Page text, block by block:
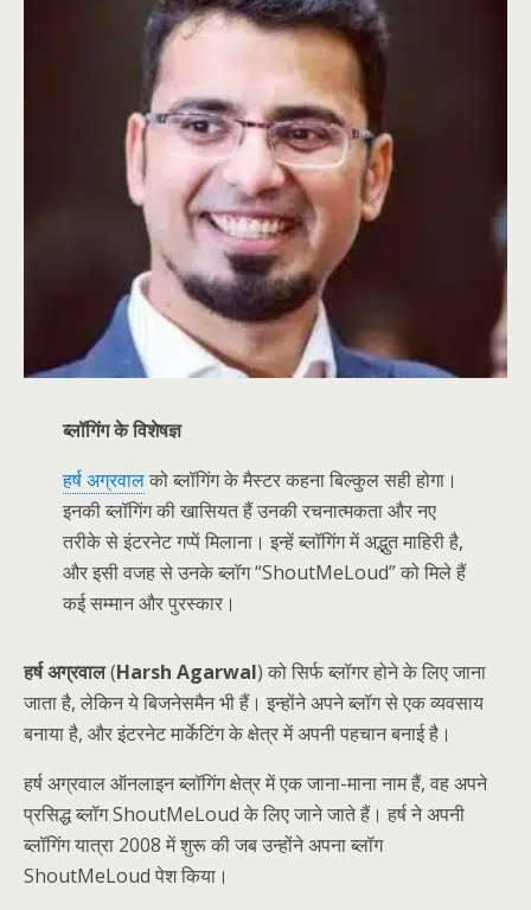
ब्लॉगिंग के विशेषज्ञ
हर्ष अग्रवालको ब्लॉगिंग के मैस्टर कहना बिल्कुल सही होगा।
इनकी ब्लॉगिंग की खासियत हैं उनकी रचनात्मकता और नए
तरीके से इंटरनेट गप्पें मिलाना। इन्हें ब्लॉगिंग में अद्भुत माहिरी है,
और इसी वजह से उनके ब्लॉग “ShoutMeLoud” को मिले हैं
कई सम्मान और पुरस्कार।
हर्ष अग्रवाल(Harsh Agarwal) को सिर्फ ब्लॉगर होने के लिए जाना
जाता है, लेकिन ये बिजनेसमैन भी हैं। इन्होंने अपने ब्लॉग से एक व्यवसाय
बनाया है, और इंटरनेट मार्केटिंग के क्षेत्र में अपनी पहचान बनाई है।
हर्ष अग्रवाल ऑनलाइन ब्लॉगिंग क्षेत्र में एक जाना-माना नाम हैं, वह अपने
प्रसिद्ध ब्लॉग ShoutMeLoud के लिए जाने जाते हैं। हर्ष ने अपनी
ब्लॉगिंग यात्रा 2008 में शुरू की जब उन्होंने अपना ब्लॉग
ShoutMeLoud पेश किया।